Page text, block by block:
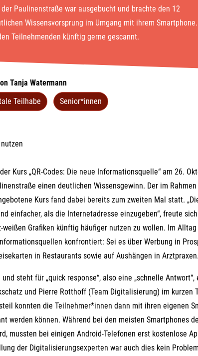
Paulinenstraße war ausgebucht und brachte den 12
Wissensvorsprung im Umgang mit ihrem
Teilnehmenden künftig gerne gescannt.
Tanja Watermann
Teilhabe Senior*innen
Kurs „QR-Codes: Die neue Informationsquelle“ am 26.
einen deutlichen Wissensgewinn. Der im
Kurs fand dabei bereits zum zweiten Mal statt.
einfacher, als die Internetadresse einzugeben“, freute
weißen Grafiken künftig häufiger nutzen zu wollen. Im
konfrontiert: Sei es über Werbung in
in Restaurants sowie auf Aushängen in Arztpraxen.
steht für „quick response“, also eine „schnelle
und Pierre Rotthoff (Team Digitalisierung) im kurzen
konnten die Teilnehmer*innen dann mit ihren eigenen
werden können. Während bei den meisten Smartphones
mussten bei einigen Android-Telefonen erst kostenlose
der Digitalisierungsexperten war auch dies kein